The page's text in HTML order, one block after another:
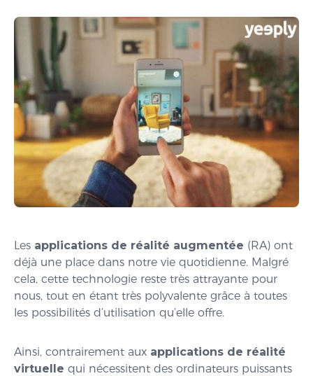
Les applications de réalité augmentée (RA) ont
déjà une place dans notre vie quotidienne. Malgré
cela, cette technologie reste très attrayante pour
nous, tout en étant très polyvalente grâce à toutes
les possibilités d’utilisation qu’elle offre.
Ainsi, contrairement aux applications de réalité
virtuelle qui nécessitent des ordinateurs puissants